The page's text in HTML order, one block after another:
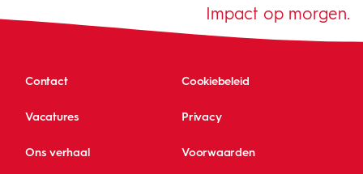
Contact Cookiebeleid
Vacatures Privacy
Ons verhaal Voorwaarden
Impact op morgen.